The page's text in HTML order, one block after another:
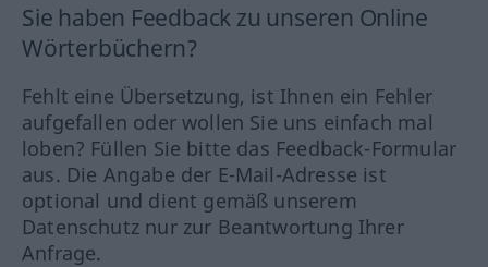
Sie haben Feedback zu unseren Online
Wörterbüchern?
Fehlt eine Übersetzung, ist Ihnen ein Fehler
aufgefallen oder wollen Sie uns einfach mal
loben? Füllen Sie bitte das Feedback-Formular
aus. Die Angabe der E-Mail-Adresse ist
optional und dient gemäß unserem
Datenschutz nur zur Beantwortung Ihrer
Anfrage.